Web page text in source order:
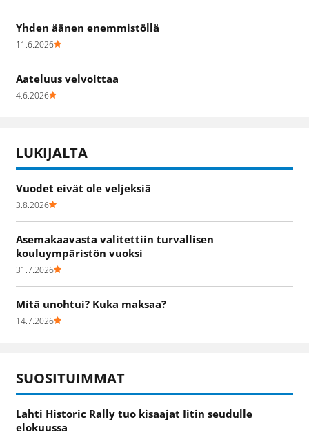
Yhden äänen enemmistöllä
11.6.2026
Aateluus velvoittaa
4.6.2026
LUKIJALTA
Vuodet eivät ole veljeksiä
3.8.2026
Asemakaavasta valitettiin turvallisen
kouluympäristön vuoksi
31.7.2026
Mitä unohtui? Kuka maksaa?
14.7.2026
SUOSITUIMMAT
Lahti Historic Rally tuo kisaajat Iitin seudulle
elokuussa